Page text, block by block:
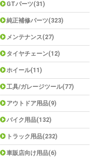
GTパーツ(31)
純正補修パーツ(323)
メンテナンス(27)
タイヤチェーン(12)
ホイール(11)
工具/ガレージツール(77)
アウトドア用品(9)
バイク用品(132)
トラック用品(232)
車販店向け用品(6)